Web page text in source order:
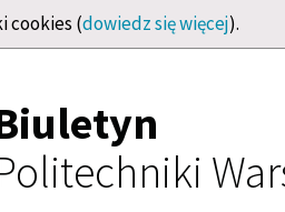
cookies (dowiedz się więcej).